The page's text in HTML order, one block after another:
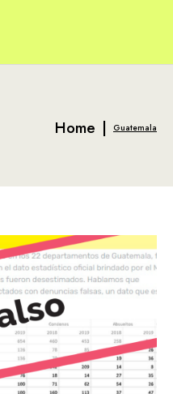
Home | Guatemala